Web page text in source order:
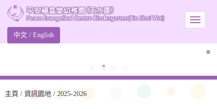
中文 / English
主頁 / 資訊園地 / 2025-2026